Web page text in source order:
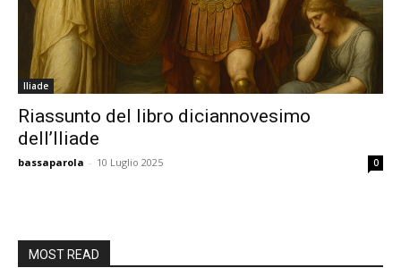
Iliade
Riassunto del libro diciannovesimo
dell’Iliade
bassaparola - 10 Luglio 2025 0
MOST READ